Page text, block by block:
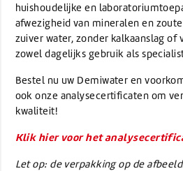
huishoudelijke en
afwezigheid van mineralen en
zuiver water, zonder kalkaanslag
zowel dagelijks gebruik als
Bestel nu uw Demiwater en
ook onze analysecertificaten om
kwaliteit!
Klik hier voor het
Let op: de verpakking op de